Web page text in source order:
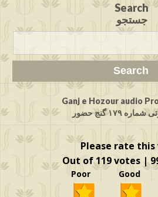
Search
جستجو
Ganj e Hozour audio
۱۷۹ گنج حضور
Please rate this
Out of 119 votes |
Poor Good